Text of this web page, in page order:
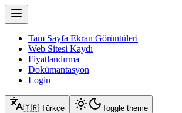
Tam Sayfa Ekran Görüntüleri
Web Sitesi Kaydı
Fiyatlandırma
Dokümantasyon
Login
🇹🇷 Türkçe Toggle theme